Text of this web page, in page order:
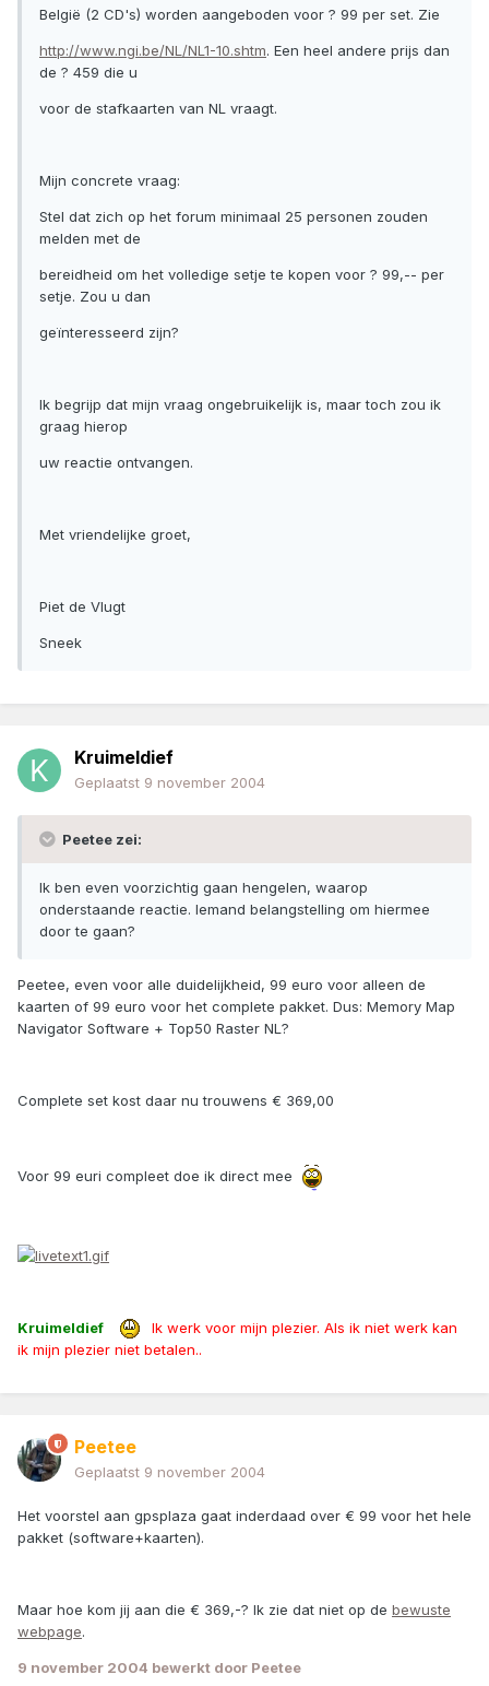
België (2 CD's) worden aangeboden voor ? 99 per set. Zie
http://www.ngi.be/NL/NL1-10.shtm. Een heel andere prijs dan
de ? 459 die u
voor de stafkaarten van NL vraagt.
Mijn concrete vraag:
Stel dat zich op het forum minimaal 25 personen zouden
melden met de
bereidheid om het volledige setje te kopen voor ? 99,-- per
setje. Zou u dan
geïnteresseerd zijn?
Ik begrijp dat mijn vraag ongebruikelijk is, maar toch zou ik
graag hierop
uw reactie ontvangen.
Met vriendelijke groet,
Piet de Vlugt
Sneek
Kruimeldief
Geplaatst 9 november 2004
Peetee zei:
Ik ben even voorzichtig gaan hengelen, waarop
onderstaande reactie. Iemand belangstelling om hiermee
door te gaan?
Peetee, even voor alle duidelijkheid, 99 euro voor alleen de
kaarten of 99 euro voor het complete pakket. Dus: Memory Map
Navigator Software + Top50 Raster NL?
Complete set kost daar nu trouwens € 369,00
Voor 99 euri compleet doe ik direct mee
Kruimeldief
Ik werk voor mijn plezier. Als ik niet werk kan
ik mijn plezier niet betalen..
Peetee
Geplaatst 9 november 2004
Het voorstel aan gpsplaza gaat inderdaad over € 99 voor het hele
pakket (software+kaarten).
Maar hoe kom jij aan die € 369,-? Ik zie dat niet op de bewuste
webpage.
9 november 2004 bewerkt door Peetee